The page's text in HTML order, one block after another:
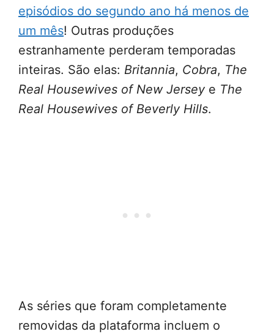
episódios do segundo ano há menos de
um mês! Outras produções
estranhamente perderam temporadas
inteiras. São elas: Britannia, Cobra, The
Real Housewives of New Jerseye The
Real Housewives of Beverly Hills.
As séries que foram completamente
removidas da plataforma incluem o